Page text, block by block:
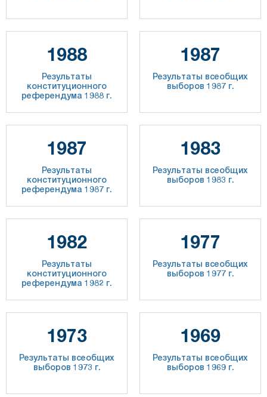
1988
Результаты
конституционного
референдума 1988 г.
1987
Результаты всеобщих
выборов 1987 г.
1987
Результаты
конституционного
референдума 1987 г.
1983
Результаты всеобщих
выборов 1983 г.
1982
Результаты
конституционного
референдума 1982 г.
1977
Результаты всеобщих
выборов 1977 г.
1973
Результаты всеобщих
выборов 1973 г.
1969
Результаты всеобщих
выборов 1969 г.